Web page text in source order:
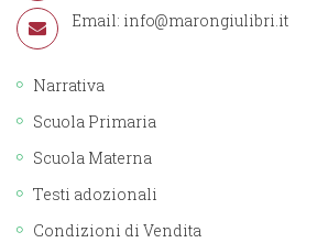
Email: info@marongiulibri.it
Narrativa
Scuola Primaria
Scuola Materna
Testi adozionali
Condizioni di Vendita